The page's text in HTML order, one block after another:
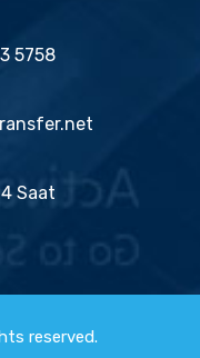
5758
Saat
reserved.